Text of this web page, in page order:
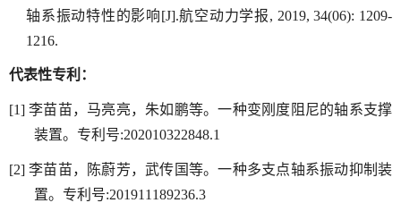
轴系振动特性的影响[J].航空动力学报, 2019, 34(06): 1209-
1216.
代表性专利：
[1]李苗苗，马亮亮，朱如鹏等。一种变刚度阻尼的轴系支撑
装置。专利号:202010322848.1
[2]李苗苗，陈蔚芳，武传国等。一种多支点轴系振动抑制装
置。专利号:201911189236.3